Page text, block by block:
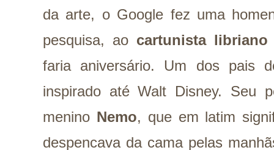
da arte, o Google fez uma
pesquisa, ao cartunista libriano
faria aniversário. Um dos pais
inspirado até Walt Disney. Seu
menino Nemo, que em latim
despencava da cama pelas